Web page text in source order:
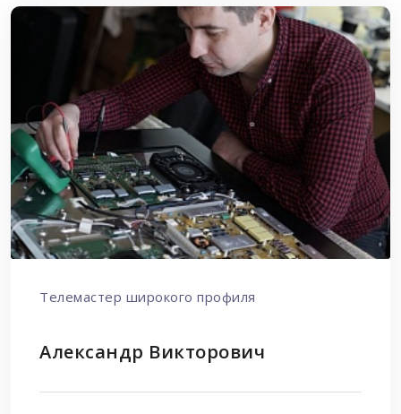
Телемастер широкого профиля
Александр Викторович